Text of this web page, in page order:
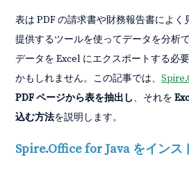
表は PDF の請求書や財務報告書によ
提供するツールを使ってデータを分析
データを Excel にエクスポートする必
かもしれません。この記事では、
PDF ページから表を抽出し、それを
込む方法を説明します。
Spire.Office for Java をインス